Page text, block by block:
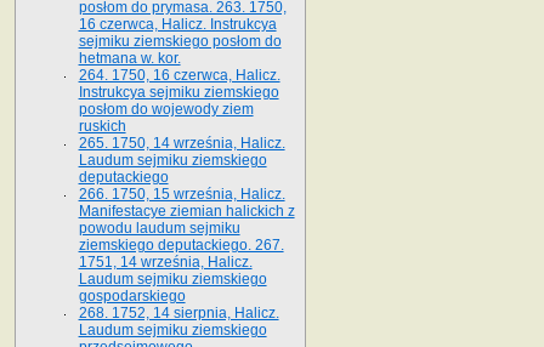
posłom do prymasa. 263. 1750,
16 czerwca, Halicz. Instrukcya
sejmiku ziemskiego posłom do
hetmana w. kor.
264. 1750, 16 czerwca, Halicz.
Instrukcya sejmiku ziemskiego
posłom do wojewody ziem
ruskich
265. 1750, 14 września, Halicz.
Laudum sejmiku ziemskiego
deputackiego
266. 1750, 15 września, Halicz.
Manifestacye ziemian halickich z
powodu laudum sejmiku
ziemskiego deputackiego. 267.
1751, 14 września, Halicz.
Laudum sejmiku ziemskiego
gospodarskiego
268. 1752, 14 sierpnia, Halicz.
Laudum sejmiku ziemskiego